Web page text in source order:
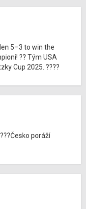
5–3 to win the
?? Tým USA
Cup 2025. ????
poráží